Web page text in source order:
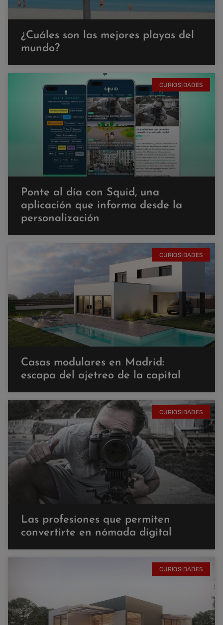
¿Cuáles son las mejores playas del
mundo?
CURIOSIDADES
Ponte al día con Squid, una
aplicación que informa desde la
personalización
CURIOSIDADES
Casas modulares en Madrid:
escapa del ajetreo de la capital
CURIOSIDADES
Las profesiones que permiten
convertirte en nómada digital
CURIOSIDADES